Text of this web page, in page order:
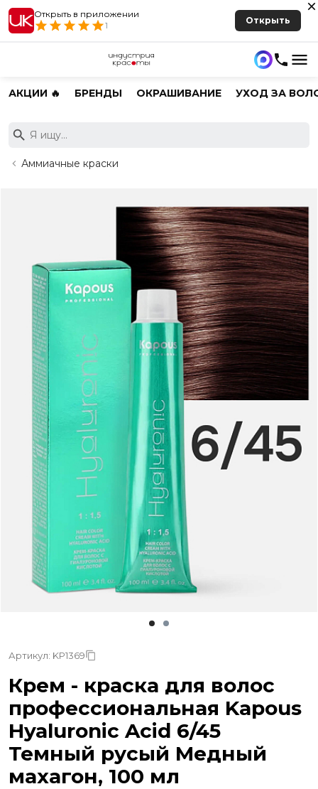
Открыть в приложении
1
Открыть
АКЦИИ 🔥 БРЕНДЫ ОКРАШИВАНИЕ УХОД ЗА
Аммиачные краски
Артикул: KP1369
Крем - краска для волос
профессиональная Kapous
Hyaluronic Acid 6/45
Темный русый Медный
махагон, 100 мл